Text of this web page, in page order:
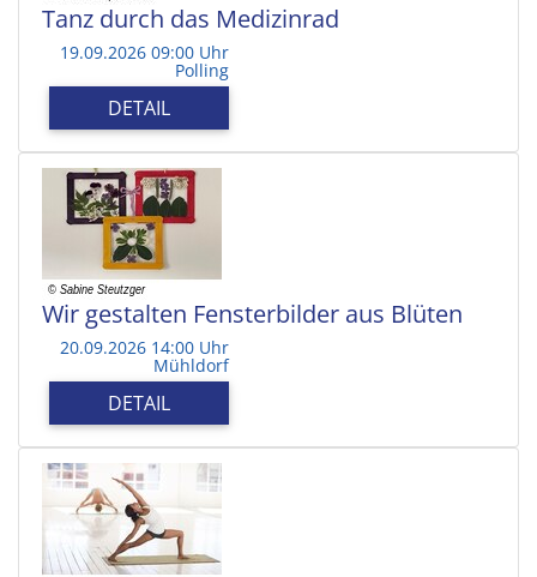
Tanz durch das Medizinrad
19.09.2026 09:00 Uhr
Polling
DETAIL
Wir gestalten Fensterbilder aus Blüten
20.09.2026 14:00 Uhr
Mühldorf
DETAIL